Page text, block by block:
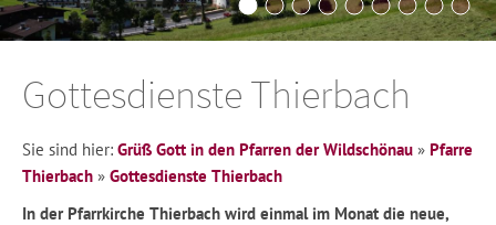
Gottesdienste Thierbach
Sie sind hier: Grüß Gott in den Pfarren der Wildschönau » Pfarre
Thierbach » Gottesdienste Thierbach
In der Pfarrkirche Thierbach wird einmal im Monat die neue,